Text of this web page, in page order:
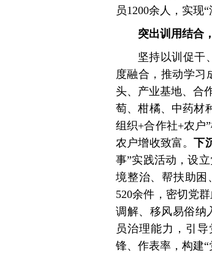
员1200余人，实现
突出训用结合
坚持以训促干
度融合，推动学习
头、产业基地、合
萄、柑橘、中药材
组织+合作社+农户
农户增收致富。下
事”实践活动，设
境整治、帮扶助困
520余件，密切党
调解、移风易俗纳
员治理能力，引
锋、作表率，构建